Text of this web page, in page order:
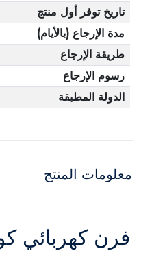
تاريخ توفر أول منتج
مدة الإرجاع (بالأيام)
طريقة الإرجاع
رسوم الإرجاع
الدولة المطبقة
معلومات المنتج
فرن كهربائي